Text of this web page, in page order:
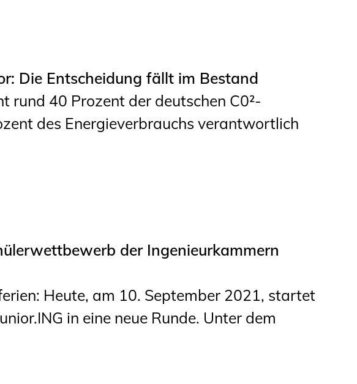
Die Entscheidung fällt im Bestand
rund 40 Prozent der deutschen C0²-
des Energieverbrauchs verantwortlich
der Ingenieurkammern
Heute, am 10. September 2021, startet
in eine neue Runde. Unter dem